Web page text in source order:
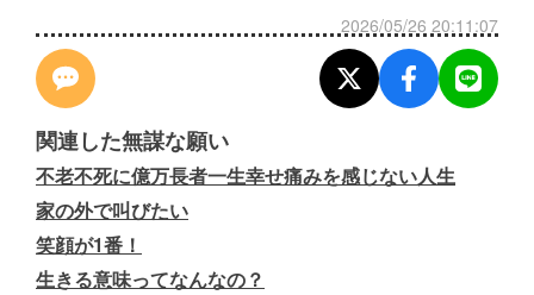
2026/05/26 20:11:07
関連した無謀な願い
不老不死に億万長者一生幸せ痛みを感じない人生
家の外で叫びたい
笑顔が1番！
生きる意味ってなんなの？